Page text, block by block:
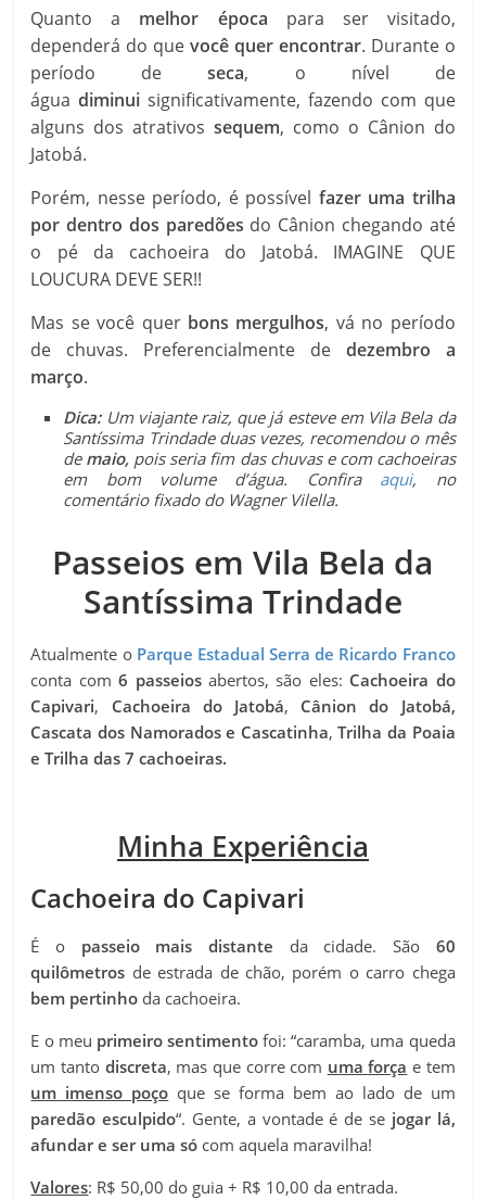
Quanto a melhor época para ser visitado,
dependerá do que você quer encontrar. Durante o
período deseca, o nível de
águadiminui significativamente, fazendo com que
alguns dos atrativossequem, como o Cânion do
Jatobá.
Porém, nesse período, é possível fazer uma trilha
por dentro dos paredões do Cânion chegando até
o pé da cachoeira do Jatobá. IMAGINE QUE
LOUCURA DEVE SER!!
Mas se você quer bons mergulhos, vá no período
de chuvas. Preferencialmente dedezembro a
março.
Dica:Um viajante raiz, que já esteve em Vila Bela da
Santíssima Trindade duas vezes, recomendou o mês
de maio, pois seria fim das chuvas e com cachoeiras
em bom volume d’água. Confira aqui, no
comentário fixado do Wagner Vilella.
Passeios em Vila Bela da
Santíssima Trindade
Atualmente o Parque Estadual Serra de Ricardo Franco
conta com6 passeiosabertos, são eles: Cachoeira do
Capivari, Cachoeira do Jatobá, Cânion do Jatobá,
Cascata dos Namorados e Cascatinha,Trilha da Poaia
e Trilha das 7 cachoeiras.
Minha Experiência
Cachoeira do Capivari
É o passeio mais distante da cidade. São 60
quilômetros de estrada de chão, porém o carro chega
bem pertinho da cachoeira.
E o meu primeiro sentimento foi: “caramba, uma queda
um tanto discreta, mas que corre com uma força e tem
um imenso poço que se forma bem ao lado de um
paredão esculpido“. Gente, a vontade é de se jogar lá,
afundar e ser uma só com aquela maravilha!
Valores: R$ 50,00 do guia + R$ 10,00 da entrada.